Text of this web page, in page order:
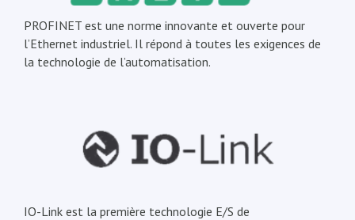
PROFINET est une norme innovante et ouverte pour
l’Ethernet industriel. Il répond à toutes les exigences de
la technologie de l’automatisation.
IO-Link est la première technologie E/S de